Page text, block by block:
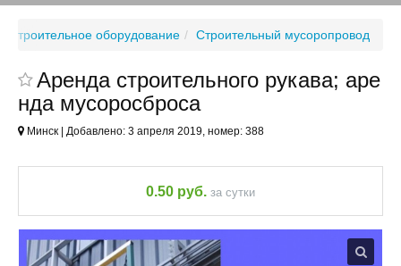
Строительное оборудование Строительный мусоропровод
Аренда строительного рукава; аре
нда мусоросброса
Минск | Добавлено: 3 апреля 2019, номер: 388
0.50 руб. за сутки